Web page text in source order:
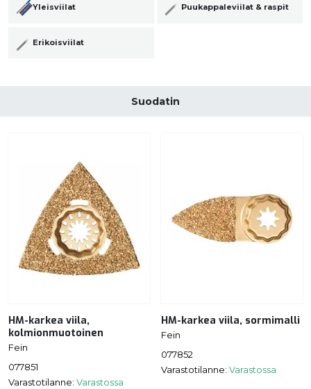
Yleisviilat Puukappaleviilat & raspit
Erikoisviilat
Suodatin
HM-karkea viila,
kolmionmuotoinen
Fein
077851
Varastotilanne: Varastossa
HM-karkea viila, sormimalli
Fein
077852
Varastotilanne: Varastossa